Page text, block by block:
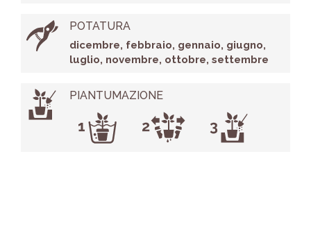
POTATURA
dicembre, febbraio, gennaio, giugno,
luglio, novembre, ottobre, settembre
PIANTUMAZIONE